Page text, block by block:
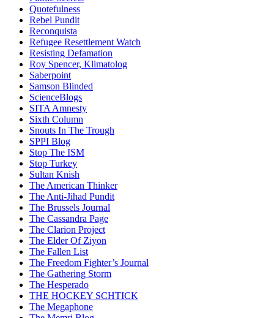
Quotefulness
Rebel Pundit
Reconquista
Refugee Resettlement Watch
Resisting Defamation
Roy Spencer, Klimatolog
Saberpoint
Samson Blinded
ScienceBlogs
SITA Amnesty
Sixth Column
Snouts In The Trough
SPPI Blog
Stop The ISM
Stop Turkey
Sultan Knish
The American Thinker
The Anti-Jihad Pundit
The Brussels Journal
The Cassandra Page
The Clarion Project
The Elder Of Ziyon
The Fallen List
The Freedom Fighter’s Journal
The Gathering Storm
The Hesperado
THE HOCKEY SCHTICK
The Megaphone